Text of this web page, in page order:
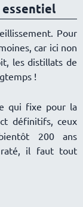
essentiel
Pour
car ici non
les distillats de
!
qui fixe pour la
définitifs, ceux
200 ans
il faut tout